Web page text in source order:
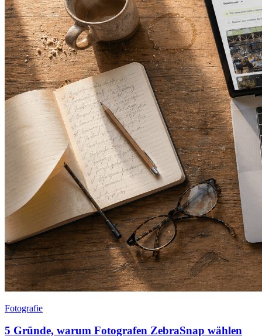
Fotografie
5 Gründe, warum Fotografen ZebraSnap wählen